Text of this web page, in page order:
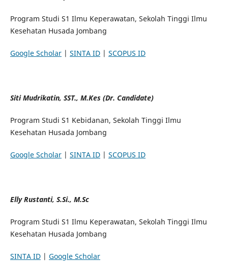
Program Studi S1 Ilmu Keperawatan, Sekolah Tinggi Ilmu
Kesehatan Husada Jombang
Google Scholar| SINTA ID| SCOPUS ID
Siti Mudrikatin, SST., M.Kes (Dr. Candidate)
Program Studi S1 Kebidanan, Sekolah Tinggi Ilmu
Kesehatan Husada Jombang
Google Scholar| SINTA ID| SCOPUS ID
Elly Rustanti, S.Si., M.Sc
Program Studi S1 Ilmu Keperawatan, Sekolah Tinggi Ilmu
Kesehatan Husada Jombang
SINTA ID| Google Scholar